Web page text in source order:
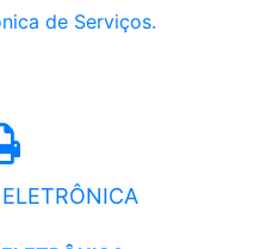
de Serviços.